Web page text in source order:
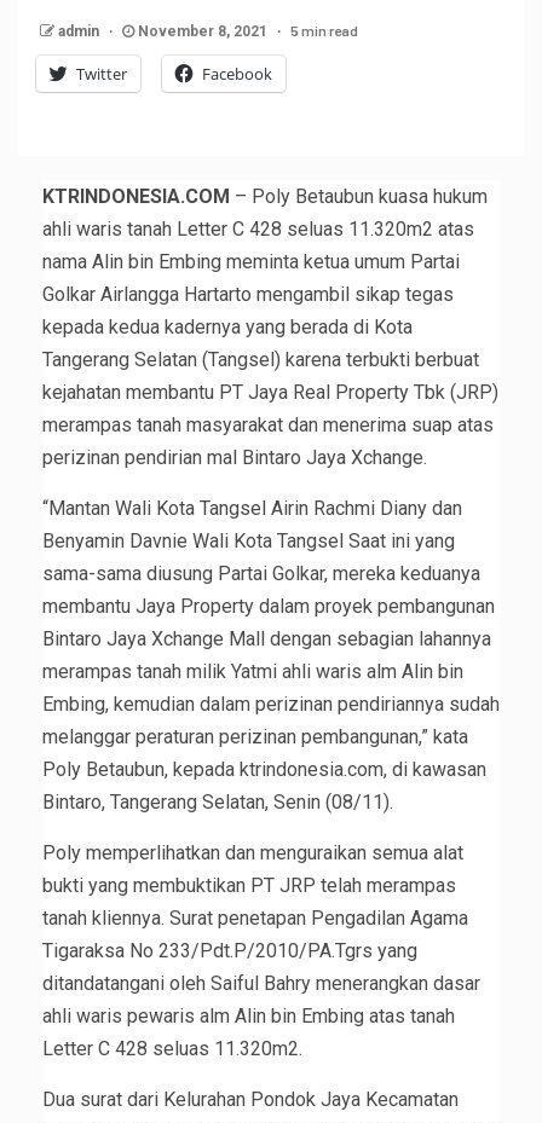
admin November 8, 2021 5 min read
Twitter Facebook
KTRINDONESIA.COM – Poly Betaubun kuasa hukum
ahli waris tanah Letter C 428 seluas 11.320m2 atas
nama Alin bin Embing meminta ketua umum Partai
Golkar Airlangga Hartarto mengambil sikap tegas
kepada kedua kadernya yang berada di Kota
Tangerang Selatan (Tangsel) karena terbukti berbuat
kejahatan membantu PT Jaya Real Property Tbk (JRP)
merampas tanah masyarakat dan menerima suap atas
perizinan pendirian mal Bintaro Jaya Xchange.
“Mantan Wali Kota Tangsel Airin Rachmi Diany dan
Benyamin Davnie Wali Kota Tangsel Saat ini yang
sama-sama diusung Partai Golkar, mereka keduanya
membantu Jaya Property dalam proyek pembangunan
Bintaro Jaya Xchange Mall dengan sebagian lahannya
merampas tanah milik Yatmi ahli waris alm Alin bin
Embing, kemudian dalam perizinan pendiriannya sudah
melanggar peraturan perizinan pembangunan,” kata
Poly Betaubun, kepada ktrindonesia.com, di kawasan
Bintaro, Tangerang Selatan, Senin (08/11).
Poly memperlihatkan dan menguraikan semua alat
bukti yang membuktikan PT JRP telah merampas
tanah kliennya. Surat penetapan Pengadilan Agama
Tigaraksa No 233/Pdt.P/2010/PA.Tgrs yang
ditandatangani oleh Saiful Bahry menerangkan dasar
ahli waris pewaris alm Alin bin Embing atas tanah
Letter C 428 seluas 11.320m2.
Dua surat dari Kelurahan Pondok Jaya Kecamatan